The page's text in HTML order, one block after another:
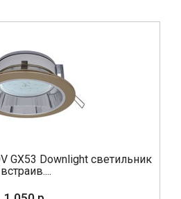
GX53 Downlight светильник
встраив....